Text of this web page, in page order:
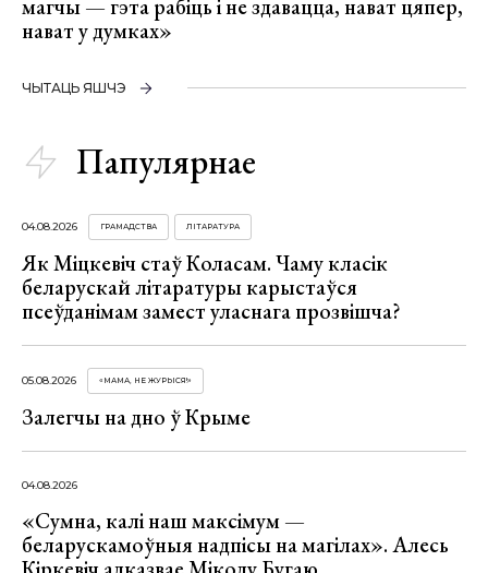
магчы — гэта рабіць і не здавацца, нават цяпер,
нават у думках»
ЧЫТАЦЬ ЯШЧЭ
Папулярнае
04.08.2026 ГРАМАДСТВА ЛІТАРАТУРА
Як Міцкевіч стаў Коласам. Чаму класік
беларускай літаратуры карыстаўся
псеўданімам замест уласнага прозвішча?
05.08.2026 «МАМА, НЕ ЖУРЫСЯ!»
Залегчы на дно ў Крыме
04.08.2026
«Сумна, калі наш максімум —
беларускамоўныя надпісы на магілах». Алесь